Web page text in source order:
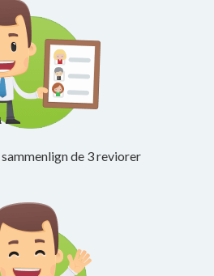
de 3 reviorer